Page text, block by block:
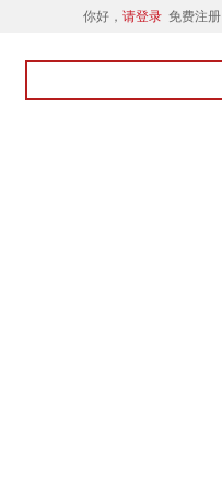
你好， 请登录 免费注册